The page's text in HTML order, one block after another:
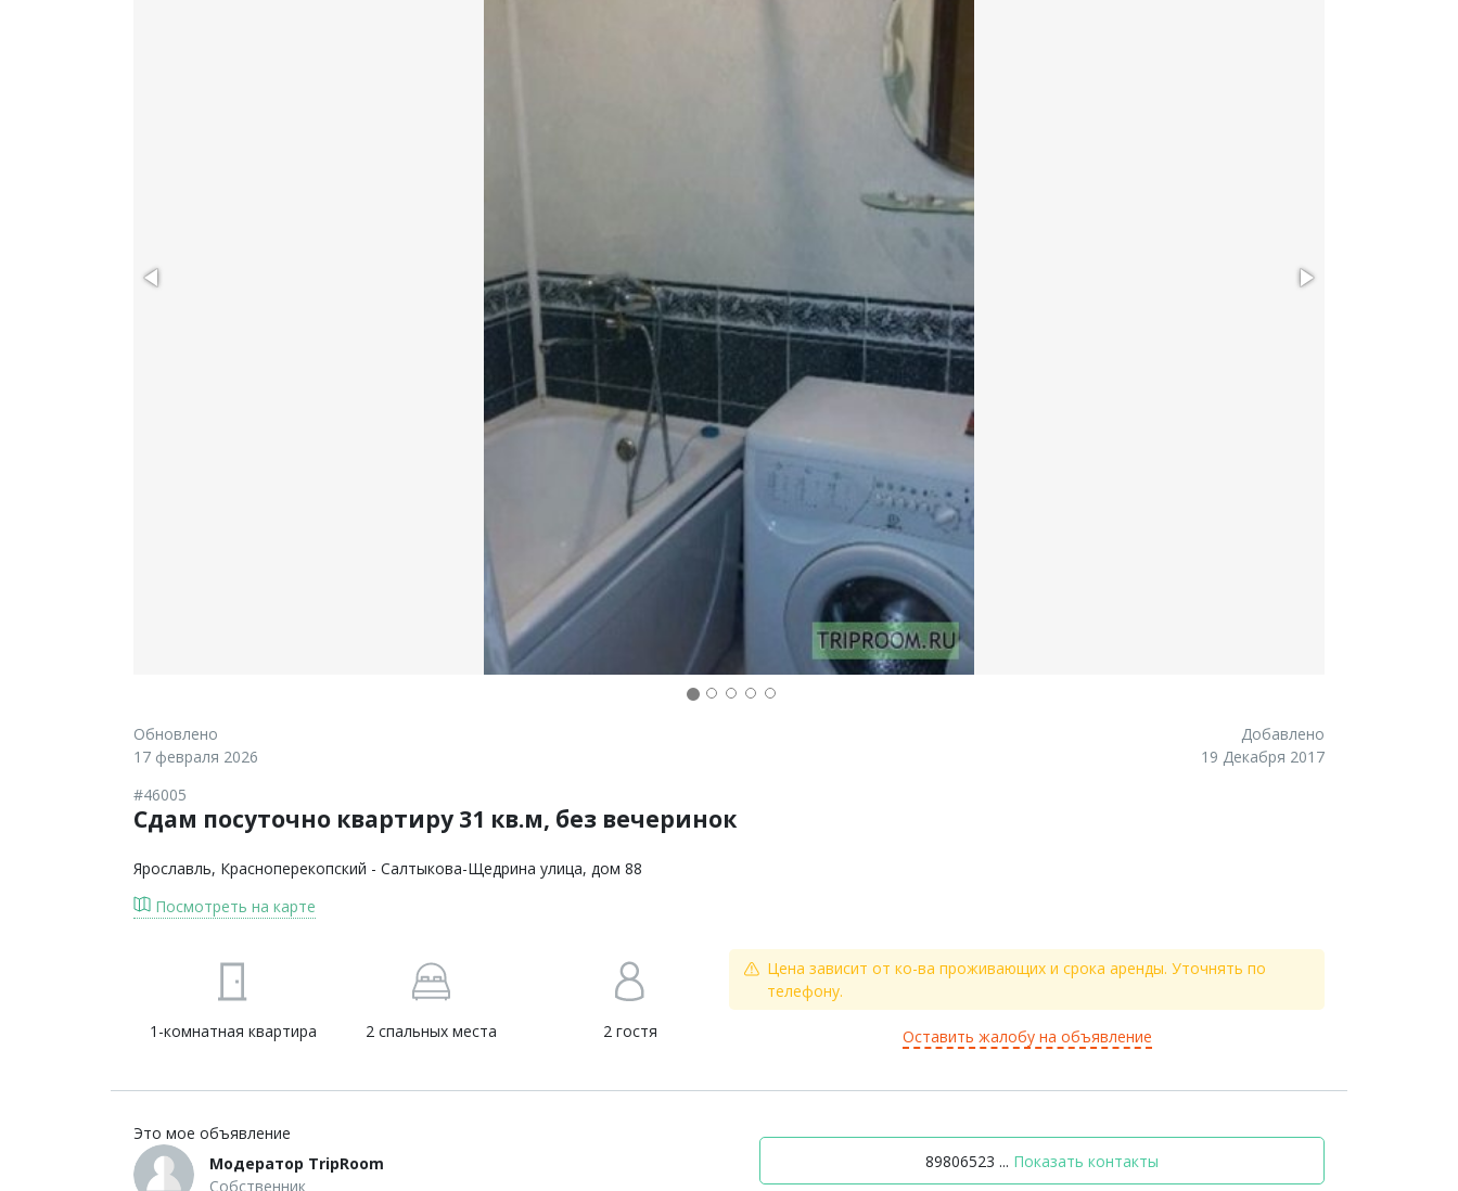
Обновлено
17 февраля 2026
Добавлено
19 Декабря 2017
Сдам посуточно квартиру 31 кв.м, без вечеринок
#46005
Ярославль, Красноперекопский - Салтыкова-Щедрина улица, дом 88
Посмотреть на карте
1-комнатная квартира 2 спальных места 2 гостя
Цена зависит от ко-ва проживающих и срока аренды. Уточнять по
телефону.
Оставить жалобу на объявление
Модератор TripRoom
Собственник
Это мое объявление
89806523 ... Показать контакты